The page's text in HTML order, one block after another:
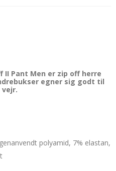
II Pant Men er zip off herre
egner sig godt til
polyamid, 7% elastan,